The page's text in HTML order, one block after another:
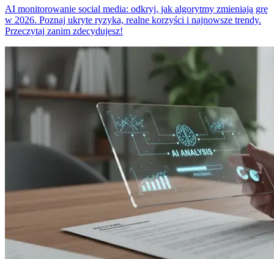
AI monitorowanie social media: odkryj, jak algorytmy zmieniają grę
w 2026. Poznaj ukryte ryzyka, realne korzyści i najnowsze trendy.
Przeczytaj zanim zdecydujesz!